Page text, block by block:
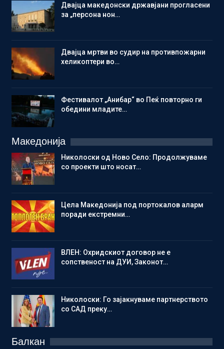
Двајца македонски државјани прогласени
за „персона нон…
Двајца мртви во судир на противпожарни
хеликоптери во…
Фестивалот „Анибар“ во Пеќ повторно ги
обедини младите…
Македонија
Николоски од Ново Село: Продолжуваме
со проекти што носат…
Цела Македонија под портокалов аларм
поради екстремни…
ВЛЕН: Охридскиот договор не е
сопственост на ДУИ, Законот…
Николоски: Го зајакнуваме партнерството
со САД преку…
Балкан